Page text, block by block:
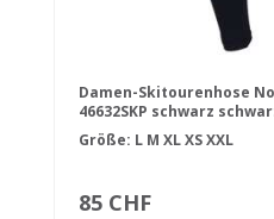
Damen-Skitourenhose
46632SKP schwarz
Größe: L M XLXSXXL
85 CHF